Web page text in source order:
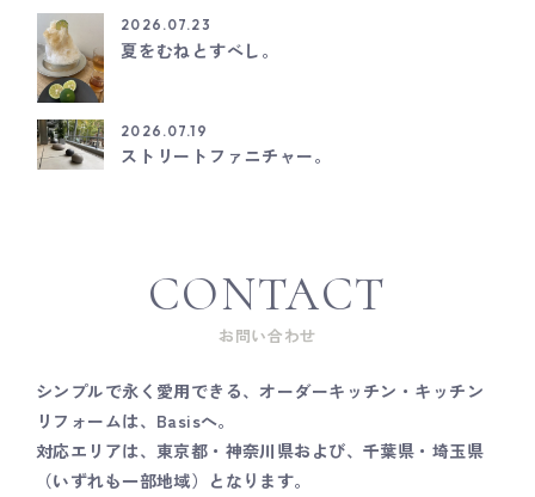
2026.07.23
夏をむねとすべし。
2026.07.19
ストリートファニチャー。
CONTACT
お問い合わせ
シンプルで永く愛用できる、オーダーキッチン・キッチン
リフォームは、Basisへ。
対応エリアは、東京都・神奈川県および、千葉県・埼玉県
（いずれも一部地域）となります。